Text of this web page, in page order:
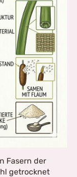
Fasern der
getrocknet